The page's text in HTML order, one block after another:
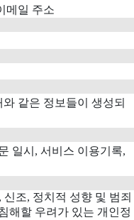
메일 주소
같은 정보들이 생성되
일시, 서비스 이용기록,
조, 정치적 성향 및 범죄
해할 우려가 있는 개인정